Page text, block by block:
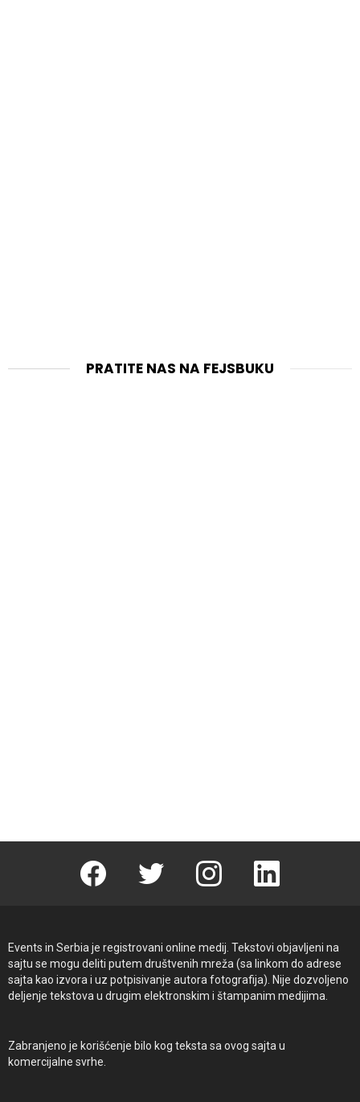
PRATITE NAS NA FEJSBUKU
Facebook Twitter instagram linkedin
Events in Serbia je registrovani online medij. Tekstovi objavljeni na
sajtu se mogu deliti putem društvenih mreža (sa linkom do adrese
sajta kao izvora i uz potpisivanje autora fotografija). Nije dozvoljeno
deljenje tekstova u drugim elektronskim i štampanim medijima.
Zabranjeno je korišćenje bilo kog teksta sa ovog sajta u
komercijalne svrhe.